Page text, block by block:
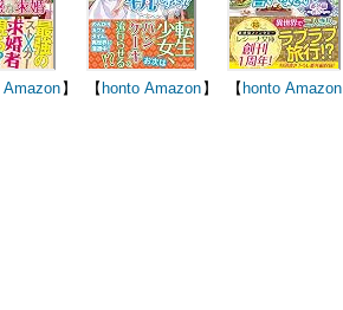
Amazon】 【honto Amazon】 【honto Amazon